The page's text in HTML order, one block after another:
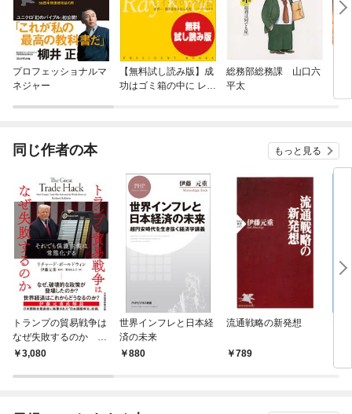
プロフェッショナルマ
ネジャー
【無料試し読み版】成
功はゴミ箱の中に レ
総務部総務課 山口六
平太
同じ作者の本 もっと見る
トランプの貿易戦争は
なぜ失敗するのか そ
れでも保護主義は常態
3,080
世界インフレと日本経
済の未来
880
流通戦略の新発想
789